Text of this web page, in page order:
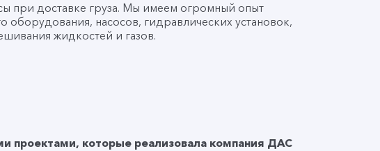
доставке груза. Мы имеем огромный опыт
оборудования, насосов, гидравлических установок,
жидкостей и газов.
проектами, которые реализовала компания ДАС